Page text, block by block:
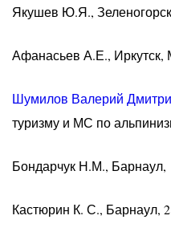
Якушев Ю.Я.,
Афанасьев А.Е.,
Шумилов Валерий
туризму и МС по
Бондарчук Н.М.,
Кастюрин К. С., Барнаул,